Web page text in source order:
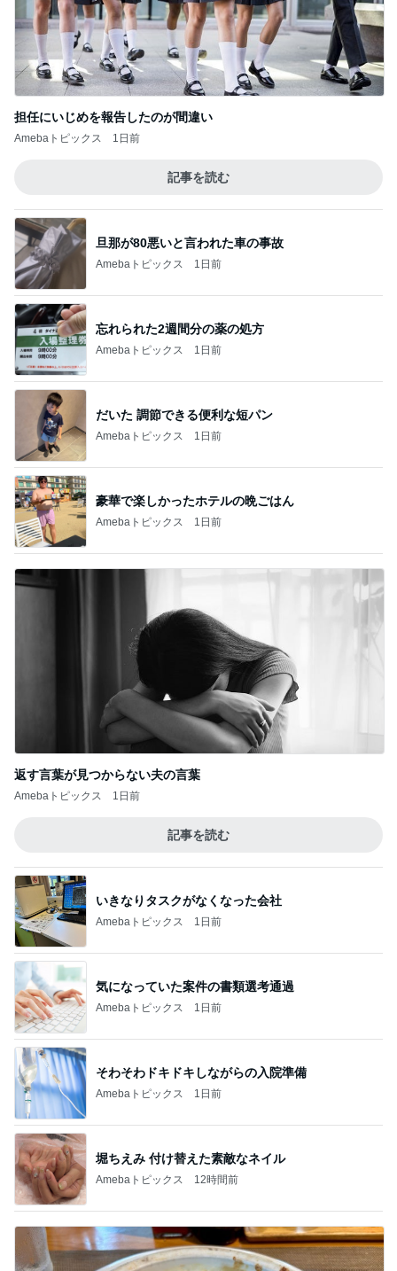
担任にいじめを報告したのが間違い
Amebaトピックス 1日前
記事を読む
旦那が80悪いと言われた車の事故
Amebaトピックス 1日前
忘れられた2週間分の薬の処方
Amebaトピックス 1日前
だいた 調節できる便利な短パン
Amebaトピックス 1日前
豪華で楽しかったホテルの晩ごはん
Amebaトピックス 1日前
返す言葉が見つからない夫の言葉
Amebaトピックス 1日前
記事を読む
いきなりタスクがなくなった会社
Amebaトピックス 1日前
気になっていた案件の書類選考通過
Amebaトピックス 1日前
そわそわドキドキしながらの入院準備
Amebaトピックス 1日前
堀ちえみ 付け替えた素敵なネイル
Amebaトピックス 12時間前